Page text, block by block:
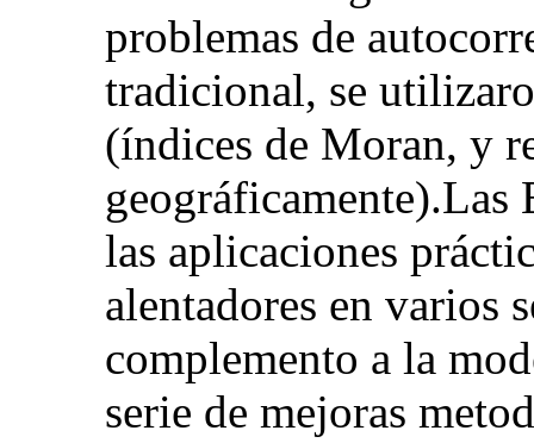
problemas de
tradicional, se
(índices de Moran, y
geográficamente).Las
las aplicaciones
alentadores en varios
complemento a la
serie de mejoras